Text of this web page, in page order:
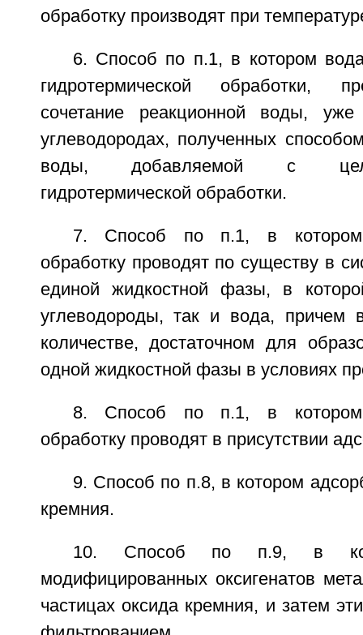
обработку производят при
6. Способ по п.1, в котором
гидротермической обработки,
сочетание реакционной воды,
углеводородах, полученных
воды, добавляемой с
гидротермической обработки.
7. Способ по п.1, в котором
обработку проводят по существу в
единой жидкостной фазы, в
углеводороды, так и вода, причем
количестве, достаточном для
одной жидкостной фазы в условиях
8. Способ по п.1, в котором
обработку проводят в присутствии
9. Способ по п.8, в котором
кремния.
10. Способ по п.9, в
модифицированных оксигенатов
частицах оксида кремния, и затем